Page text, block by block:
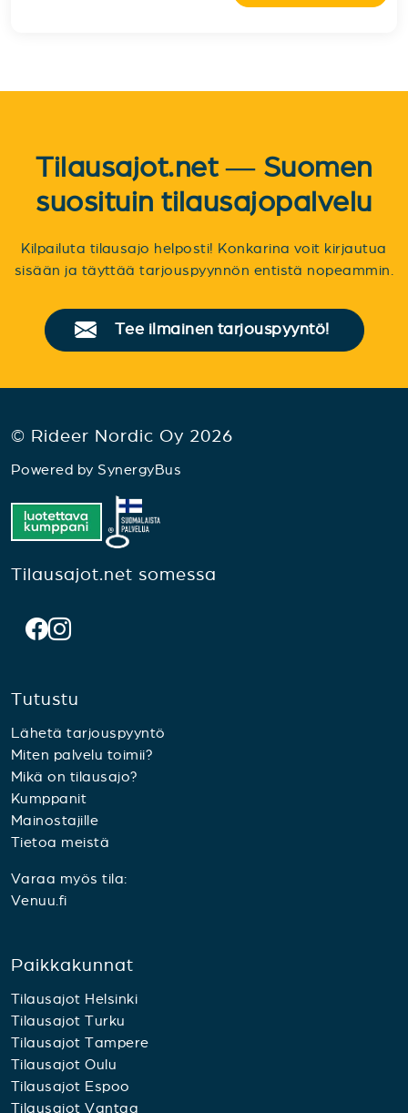
Tilausajot.net — Suomen
suosituin tilausajopalvelu
Kilpailuta tilausajo helposti! Konkarina voit kirjautua
sisään ja täyttää tarjouspyynnön entistä nopeammin.
Tee ilmainen tarjouspyyntö!
© Rideer Nordic Oy 2026
Powered by SynergyBus
Tilausajot.net somessa
Tutustu
Lähetä tarjouspyyntö
Miten palvelu toimii?
Mikä on tilausajo?
Kumppanit
Mainostajille
Tietoa meistä
Varaa myös tila:
Venuu.fi
Paikkakunnat
Tilausajot Helsinki
Tilausajot Turku
Tilausajot Tampere
Tilausajot Oulu
Tilausajot Espoo
Tilausajot Vantaa